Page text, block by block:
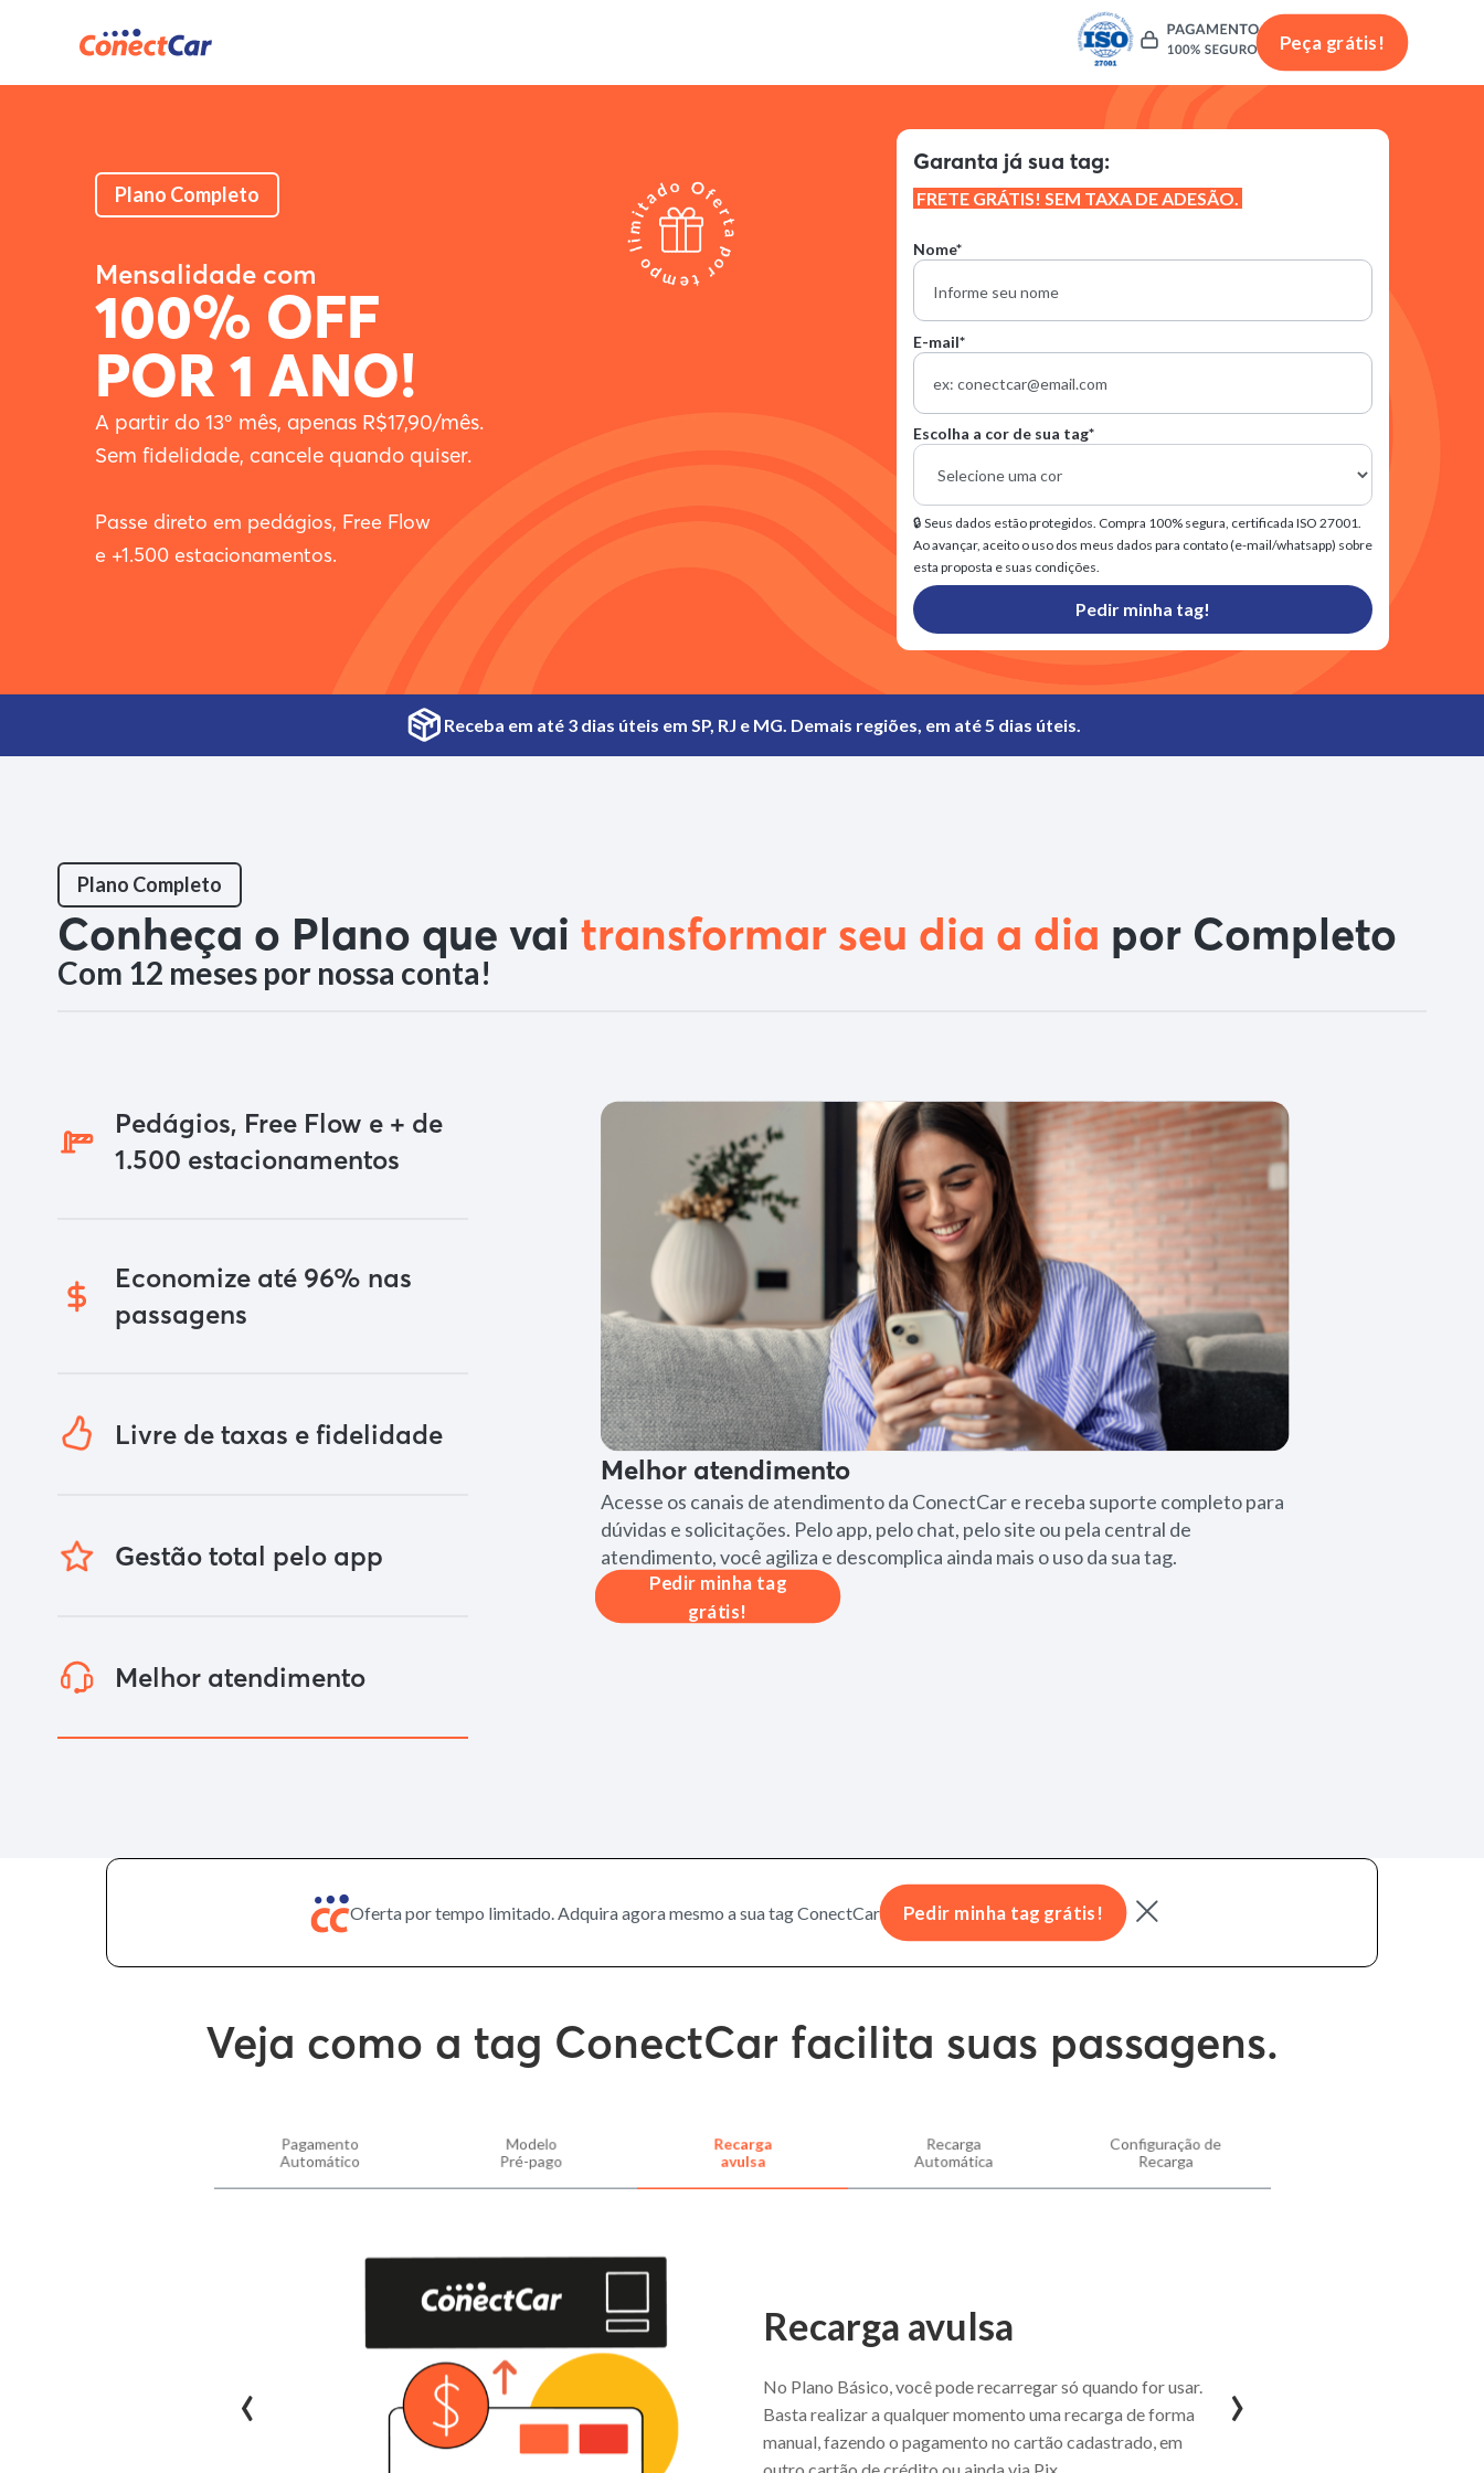
Peça grátis!
Plano Completo
Mensalidade com
100% OFF
POR 1 ANO!
A partir do 13º mês, apenas R$17,90/mês.
Sem fidelidade, cancele quando quiser.
Passe direto em pedágios, Free Flow
e +1.500 estacionamentos.
Garanta já sua tag:
FRETE GRÁTIS! SEM TAXA DE ADESÃO.
Nome*
E-mail*
Escolha a cor de sua tag*
🔒 Seus dados estão protegidos. Compra 100% segura, certificada ISO 27001.
Ao avançar, aceito o uso dos meus dados para contato (e-mail/whatsapp) sobre
esta proposta e suas condições.
Pedir minha tag!
Receba em até 3 dias úteis em SP, RJ e MG. Demais regiões, em até 5 dias úteis.
Plano Completo
Conheça o Plano que vai transformar seu dia a dia por Completo
Com 12 meses por nossa conta!
Pedágios, Free Flow e + de
1.500 estacionamentos
Economize até 96% nas
passagens
Livre de taxas e fidelidade
Gestão total pelo app
Melhor atendimento
Melhor atendimento
Acesse os canais de atendimento da ConectCar e receba suporte completo para
dúvidas e solicitações. Pelo app, pelo chat, pelo site ou pela central de
atendimento, você agiliza e descomplica ainda mais o uso da sua tag.
Pedir minha tag
grátis!
Oferta por tempo limitado. Adquira agora mesmo a sua tag ConectCar! Pedir minha tag grátis!
Veja como a tag ConectCar facilita suas passagens.
Pagamento
Automático
Modelo
Pré-pago
Recarga
avulsa
Recarga
Automática
Configuração de
Recarga
Recarga avulsa
No Plano Básico, você pode recarregar só quando for usar.
Basta realizar a qualquer momento uma recarga de forma
manual, fazendo o pagamento no cartão cadastrado, em
‹ ›
Preencha com seus dados para garantir
Nome*
E-mail*